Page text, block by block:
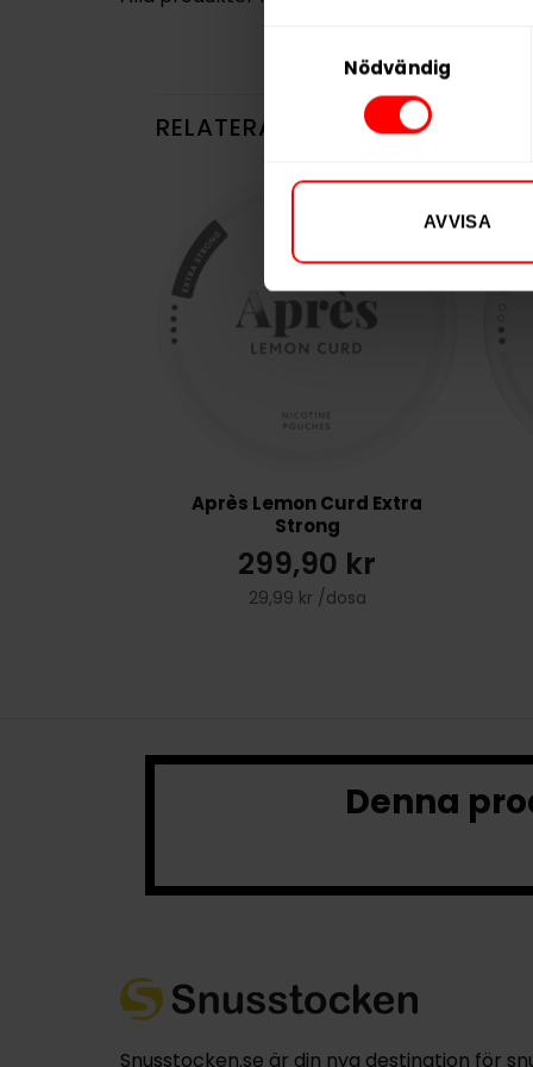
Nödvändig
AVVISA
RELATERADE PRODUKTER
Après Lemon Curd Extra
Strong
299,90 kr
29,99 kr /dosa
Denna
Snusstocken.se är din nya destination för